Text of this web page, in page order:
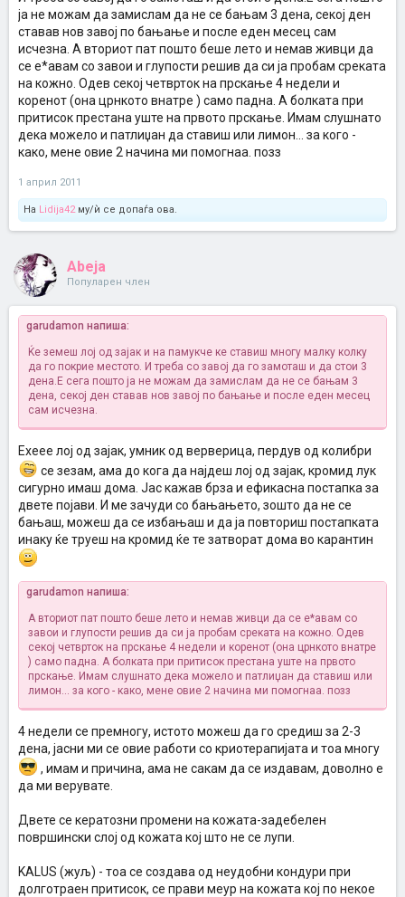
ја не можам да замислам да не се бањам 3 дена, секој ден
ставав нов завој по бањање и после еден месец сам
исчезна. А вториот пат пошто беше лето и немав живци да
се е*авам со завои и глупости решив да си ја пробам среката
на кожно. Одев секој четврток на прскање 4 недели и
коренот (она црнкото внатре ) само падна. А болката при
притисок престана уште на првото прскање. Имам слушнато
дека можело и патлиџан да ставиш или лимон... за кого -
како, мене овие 2 начина ми помогнаа. позз
1 април 2011
На Lidija42му/ѝ се допаѓа ова.
Abeja
Популарен член
garudamon напиша:
Ќе земеш лој од зајак и на памукче ке ставиш многу малку колку
да го покрие местото. И треба со завој да го замоташ и да стои 3
дена.Е сега пошто ја не можам да замислам да не се бањам 3
дена, секој ден ставав нов завој по бањање и после еден месец
сам исчезна.
Ехеее лој од зајак, умник од верверица, пердув од колибри
се зезам, ама до кога да најдеш лој од зајак, кромид лук
сигурно имаш дома. Јас кажав брза и ефикасна постапка за
двете појави. И ме зачуди со бањањето, зошто да не се
бањаш, можеш да се избањаш и да ја повториш постапката
инаку ќе труеш на кромид ќе те затворат дома во карантин
garudamon напиша:
А вториот пат пошто беше лето и немав живци да се е*авам со
завои и глупости решив да си ја пробам среката на кожно. Одев
секој четврток на прскање 4 недели и коренот (она црнкото внатре
) само падна. А болката при притисок престана уште на првото
прскање. Имам слушнато дека можело и патлиџан да ставиш или
лимон... за кого - како, мене овие 2 начина ми помогнаа. позз
4 недели се премногу, истото можеш да го средиш за 2-3
дена, јасни ми се овие работи со криотерапијата и тоа многу
, имам и причина, ама не сакам да се издавам, доволно е
да ми верувате.
Двете се кератозни промени на кожата-задебелен
површински слој од кожата кој што не се лупи.
KALUS (жуљ) - тоа се создава од неудобни кондури при
долготраен притисок, се прави меур на кожата кој по некое